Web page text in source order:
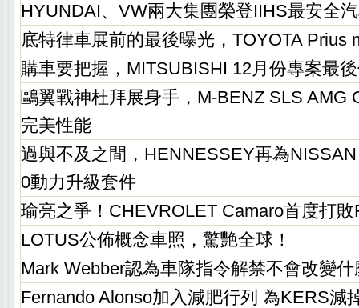
HYUNDAI、VW兩大集團榮登IIHS最安全
底特律車展前的最後曝光，TOYOTA Prius
購車要把握，MITSUBISHI 12月份專案最
鷗翼戰神杜拜展身手，M-BENZ SLS AMG
完美性能
過與不及之間，HENNESSEY再為
0動力升級套件
瑜亮之爭！CHEVROLET Camaro首度打
LOTUS公佈概念車照，驚艷全球！
Mark Webber認為車隊指令解禁不會改變什
Fernando Alonso加入減肥行列 為KERS減